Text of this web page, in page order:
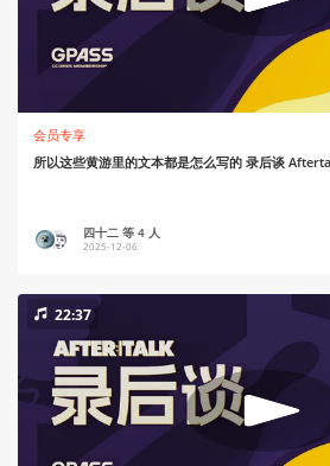
会员专享
所以这些黄游里的文本都是怎么写的 录后谈
四十二 等 4 人
2025-12-06
22:37